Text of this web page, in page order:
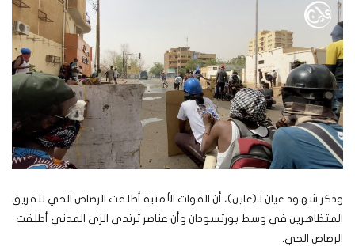
وذكر شهود عيان لـ(عاين)، أن القوات الأمنية أطلقت الرصاص الحي لتفريق
المتظاهرين في وسط بورتسودان وأن عناصر ترتدي الزي المدني أطلقت
الرصاص الحي.